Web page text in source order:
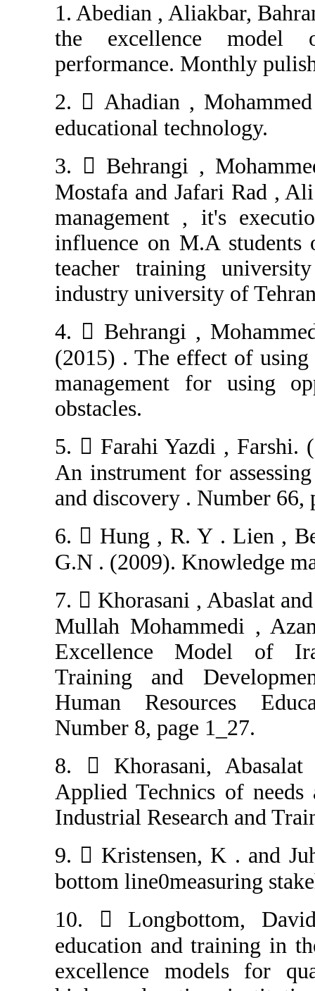
1. Abedian ,
the
performance.
2.  Ahadian ,
educational
3.  Behrangi
Mostafa and
management ,
influence on
teacher
industry
4.  Behrangi ,
(2015) . The
management
5.  Farahi
An instrument
and discovery .
6.  Hung , R.
G.N . (2009).
7.  Khorasani ,
Mullah
Excellence
Training and
Human
Number 8, page
8. 
Applied
Industrial
9. 
bottom
10. 
education and
excellence